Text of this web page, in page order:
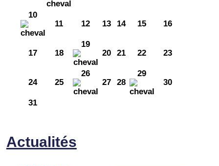
10
11
12 13 14 15 16
17 18
19
20
21 22 23
24 25
26
27
28
29
30
31
Actualités